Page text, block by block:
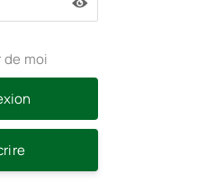
de moi